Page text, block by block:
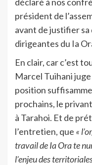
président de
avant de justifier sa
dirigeantes du Ia
En clair, car c’est
Marcel Tuihani
position
prochains, le
à Tarahoi. Et de
l’entretien, que «
travail de Ia Ora te
l’enjeu des